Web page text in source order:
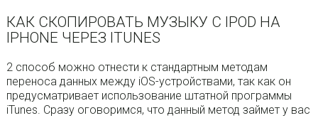
КАК СКОПИРОВАТЬ МУЗЫКУ С IPOD НА
IPHONE ЧЕРЕЗ ITUNES
2 способ можно отнести к стандартным методам
переноса данных между iOS-устройствами, так как он
предусматривает использование штатной программы
iTunes. Сразу оговоримся, что данный метод займет у вас